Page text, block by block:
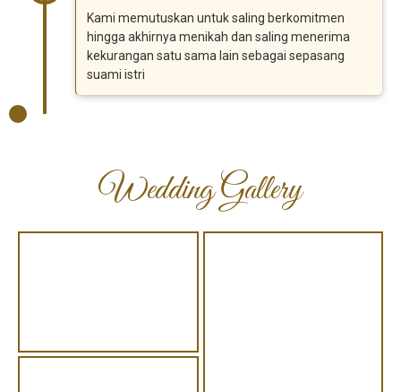
Kami memutuskan untuk saling berkomitmen
hingga akhirnya menikah dan saling menerima
kekurangan satu sama lain sebagai sepasang
suami istri
Wedding Gallery